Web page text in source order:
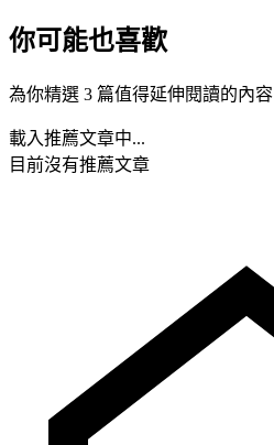
你可能也喜歡
為你精選 3 篇值得延伸閱讀的內容
載入推薦文章中...
目前沒有推薦文章